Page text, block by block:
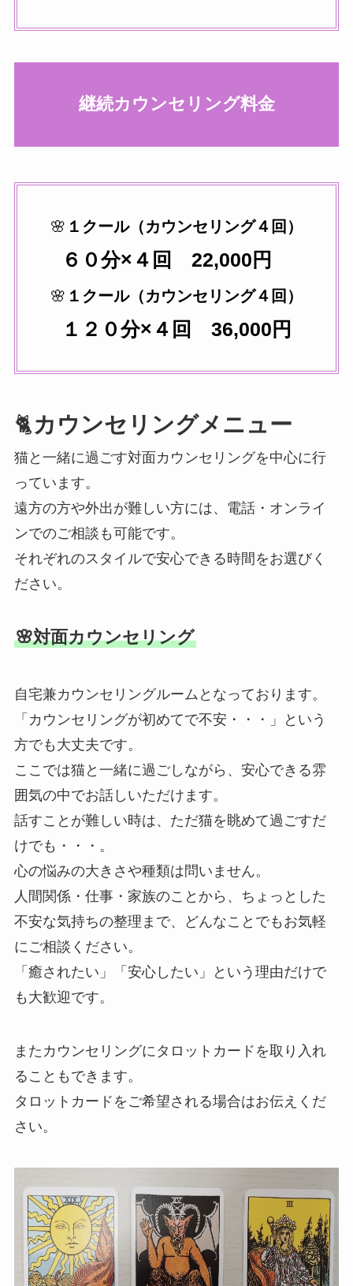
継続カウンセリング料金
🌸 １クール（カウンセリング４回）
６０分×４回 22,000円
🌸 １クール（カウンセリング４回）
１２０分×４回 36,000円
🐈カウンセリングメニュー
猫と一緒に過ごす対面カウンセリングを中心に行
っています。
遠方の方や外出が難しい方には、電話・オンライ
ンでのご相談も可能です。
それぞれのスタイルで安心できる時間をお選びく
ださい。
🌸対面カウンセリング
自宅兼カウンセリングルームとなっております。
「カウンセリングが初めてで不安・・・」という
方でも大丈夫です。
ここでは猫と一緒に過ごしながら、安心できる雰
囲気の中でお話しいただけます。
話すことが難しい時は、ただ猫を眺めて過ごすだ
けでも・・・。
心の悩みの大きさや種類は問いません。
人間関係・仕事・家族のことから、ちょっとした
不安な気持ちの整理まで、どんなことでもお気軽
にご相談ください。
「癒されたい」「安心したい」という理由だけで
も大歓迎です。
またカウンセリングにタロットカードを取り入れ
ることもできます。
タロットカードをご希望される場合はお伝えくだ
さい。